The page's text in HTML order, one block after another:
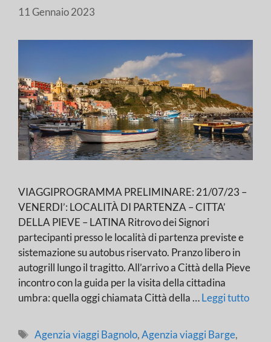
11 Gennaio 2023
VIAGGIPROGRAMMA PRELIMINARE: 21/07/23 –
VENERDI’: LOCALITÀ DI PARTENZA – CITTA’
DELLA PIEVE – LATINA Ritrovo dei Signori
partecipanti presso le località di partenza previste e
sistemazione su autobus riservato. Pranzo libero in
autogrill lungo il tragitto. All’arrivo a Città della Pieve
incontro con la guida per la visita della cittadina
umbra: quella oggi chiamata Città della …Leggi tutto
Tag
Agenzia viaggi Bagnolo,Agenzia viaggi Barge,